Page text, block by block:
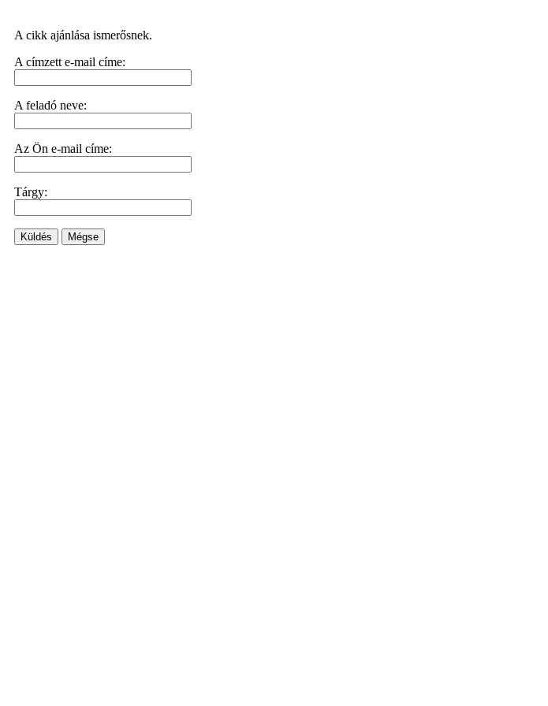
A cikk ajánlása ismerősnek.
A címzett e-mail címe:
A feladó neve:
Az Ön e-mail címe:
Tárgy:
Küldés Mégse